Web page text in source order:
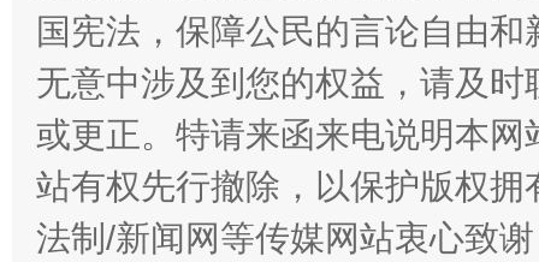
全民健身五年计划来了！等你上场
国宪法，保障公民的言论自由
无意中涉及到您的权益，请及
或更正。特请来函来电说明本
站有权先行撤除，以保护版权
法制/新闻网等传媒网站衷心致